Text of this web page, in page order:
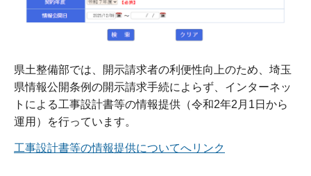
県土整備部では、開示請求者の利便性向上のため、埼玉
県情報公開条例の開示請求手続によらず、インターネッ
トによる工事設計書等の情報提供（令和2年2月1日から
運用）を行っています。
工事設計書等の情報提供についてへリンク